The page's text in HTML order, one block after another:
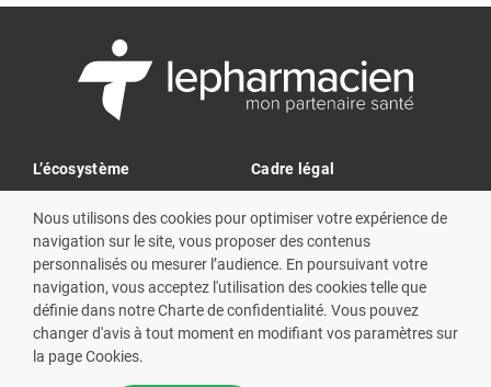
L’écosystème
Contact
Mon espace pharmacien
Cadre légal
Cookies
Charte de confidentialité
CGU
Application mobile
Nous utilisons des cookies pour optimiser votre expérience de
navigation sur le site, vous proposer des contenus
personnalisés ou mesurer l’audience. En poursuivant votre
navigation, vous acceptez l'utilisation des cookies telle que
définie dans notre Charte de confidentialité. Vous pouvez
changer d'avis à tout moment en modifiant vos paramètres sur
la page Cookies.